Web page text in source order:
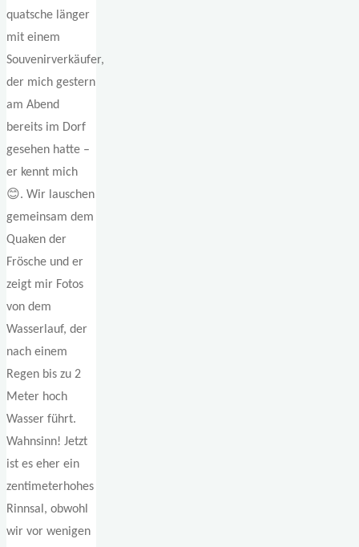
quatsche länger
mit einem
Souvenirverkäufer,
der mich gestern
am Abend
bereits im Dorf
gesehen hatte –
er kennt mich
😊. Wir lauschen
gemeinsam dem
Quaken der
Frösche und er
zeigt mir Fotos
von dem
Wasserlauf, der
nach einem
Regen bis zu 2
Meter hoch
Wasser führt.
Wahnsinn! Jetzt
ist es eher ein
zentimeterhohes
Rinnsal, obwohl
wir vor wenigen